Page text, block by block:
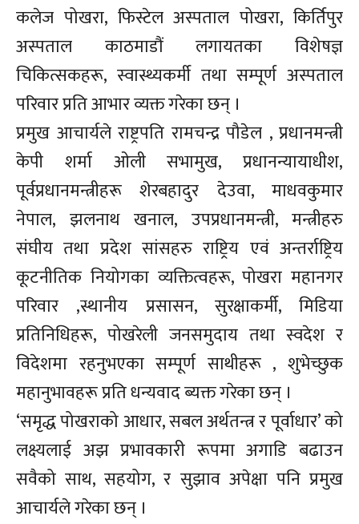
कलेज पोखरा, फिस्टेल अस्पताल पोखरा, किर्तिपुर
अस्पताल काठमाडौं लगायतका विशेषज्ञ
चिकित्सकहरू, स्वास्थ्यकर्मी तथा सम्पूर्ण अस्पताल
परिवार प्रति आभार व्यक्त गरेका छन् ।
प्रमुख आचार्यले राष्ट्रपति रामचन्द्र पौडेल , प्रधानमन्त्री
केपी शर्मा ओली सभामुख, प्रधानन्यायाधीश,
पूर्वप्रधानमन्त्रीहरू शेरबहादुर देउवा, माधवकुमार
नेपाल, झलनाथ खनाल, उपप्रधानमन्त्री, मन्त्रीहरु
संघीय तथा प्रदेश सांसहरु राष्ट्रिय एवं अन्तर्राष्ट्रिय
कूटनीतिक नियोगका व्यक्तित्वहरू, पोखरा महानगर
परिवार ,स्थानीय प्रसासन, सुरक्षाकर्मी, मिडिया
प्रतिनिधिहरू, पोखरेली जनसमुदाय तथा स्वदेश र
विदेशमा रहनुभएका सम्पूर्ण साथीहरू , शुभेच्छुक
महानुभावहरू प्रति धन्यवाद ब्यक्त गरेका छन् ।
‘समृद्ध पोखराको आधार, सबल अर्थतन्त्र र पूर्वाधार’ को
लक्ष्यलाई अझ प्रभावकारी रूपमा अगाडि बढाउन
सवैको साथ, सहयोग, र सुझाव अपेक्षा पनि प्रमुख
आचार्यले गरेका छन् ।